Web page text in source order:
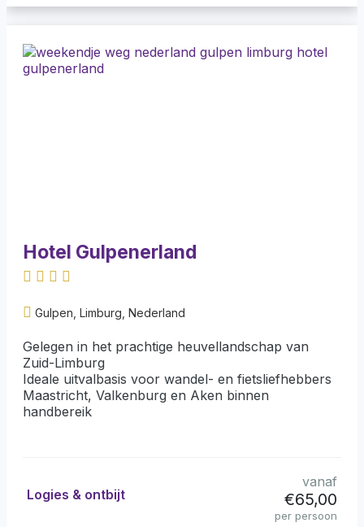
Hotel Gulpenerland
Gulpen, Limburg, Nederland
Gelegen in het prachtige heuvellandschap van
Zuid-Limburg
Ideale uitvalbasis voor wandel- en fietsliefhebbers
Maastricht, Valkenburg en Aken binnen
handbereik
Logies & ontbijt
vanaf
€65,00
per persoon